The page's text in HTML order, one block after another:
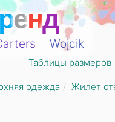
енд
Wojcik
Таблицы размеров
одежда Жилет